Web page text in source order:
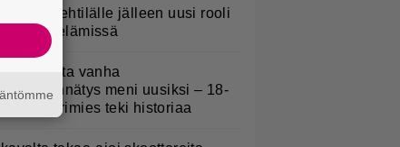
Teemu Lehtilälle jälleen uusi rooli
elämissä
300 vuotta vanha
meni uusiksi – 18-
nuorimies teki historiaa